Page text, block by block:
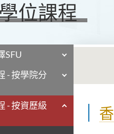
位課程
SFU
- 按學院分
- 按資歷級